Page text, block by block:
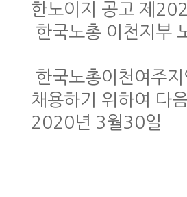
한노이지 공고 제
한국노총 이천지부
한국노총이천여주
채용하기 위하여 다
2020년 3월30일